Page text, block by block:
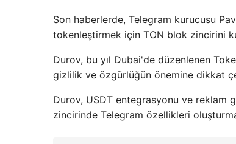
Son haberlerde, Telegram kurucusu
tokenleştirmek için TON blok zincirini
Durov, bu yıl Dubai'de düzenlenen
gizlilik ve özgürlüğün önemine dikkat
Durov, USDT entegrasyonu ve reklam
zincirinde Telegram özellikleri